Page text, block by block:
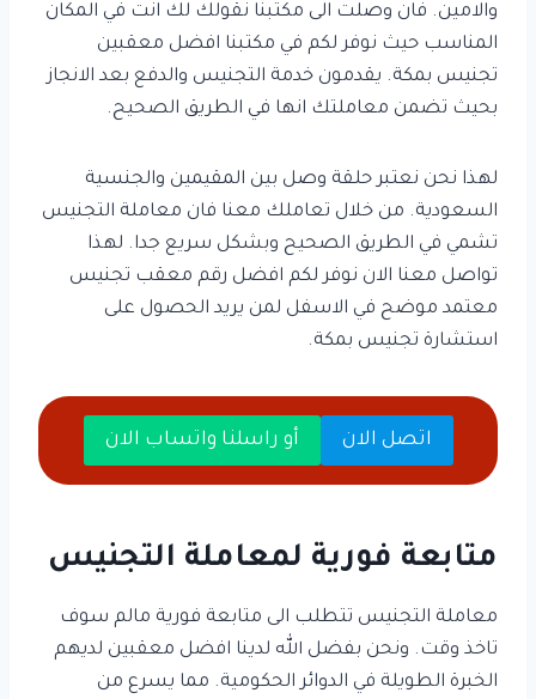
والامين. فان وصلت الى مكتبنا نقولك لك انت في المكان
المناسب حيث نوفر لكم في مكتبنا افضل معقبين
تجنيس بمكة. يقدمون خدمة التجنيس والدفع بعد الانجاز
بحيث تضمن معاملتك انها في الطريق الصحيح.
لهذا نحن نعتبر حلقة وصل بين المقيمين والجنسية
السعودية. من خلال تعاملك معنا فان معاملة التجنيس
تشمي في الطريق الصحيح وبشكل سريع جدا. لهذا
تواصل معنا الان نوفر لكم افضل رقم معقب تجنيس
معتمد موضح في الاسفل لمن يريد الحصول على
استشارة تجنيس بمكة.
اتصل الان أو راسلنا واتساب الان
متابعة فورية لمعاملة التجنيس
معاملة التجنيس تتطلب الى متابعة فورية مالم سوف
تاخذ وقت. ونحن بفضل الله لدينا افضل معقبين لديهم
الخبرة الطويلة في الدوائر الحكومية. مما يسرع من